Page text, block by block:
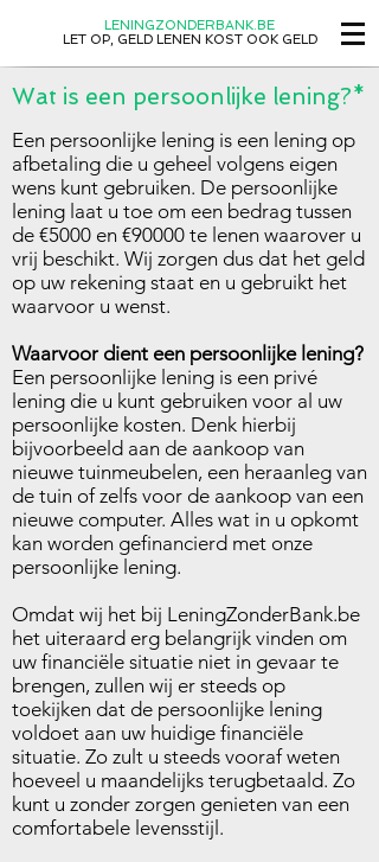
LENINGZONDERBANK.BE
LET OP, GELD LENEN KOST OOK GELD
Wat is een persoonlijke lening?*
Een persoonlijke lening is een lening op
afbetaling die u geheel volgens eigen
wens kunt gebruiken. De persoonlijke
lening laat u toe om een bedrag tussen
de €5000 en €90000 te lenen waarover u
vrij beschikt. Wij zorgen dus dat het geld
op uw rekening staat en u gebruikt het
waarvoor u wenst.
Waarvoor dient een persoonlijke lening?
Een persoonlijke lening is een privé
lening die u kunt gebruiken voor al uw
persoonlijke kosten. Denk hierbij
bijvoorbeeld aan de aankoop van
nieuwe tuinmeubelen, een heraanleg van
de tuin of zelfs voor de aankoop van een
nieuwe computer. Alles wat in u opkomt
kan worden gefinancierd met onze
persoonlijke lening.
Omdat wij het bij LeningZonderBank.be
het uiteraard erg belangrijk vinden om
uw financiële situatie niet in gevaar te
brengen, zullen wij er steeds op
toekijken dat de persoonlijke lening
voldoet aan uw huidige financiële
situatie. Zo zult u steeds vooraf weten
hoeveel u maandelijks terugbetaald. Zo
kunt u zonder zorgen genieten van een
comfortabele levensstijl.